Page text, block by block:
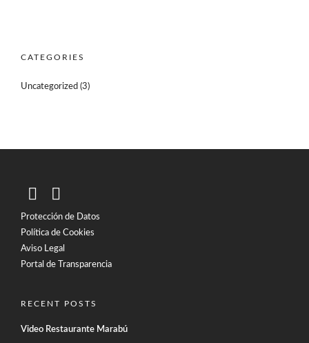
CATEGORIES
Uncategorized (3)
Protección de Datos
Política de Cookies
Aviso Legal
Portal de Transparencia
RECENT POSTS
Video Restaurante Marabú